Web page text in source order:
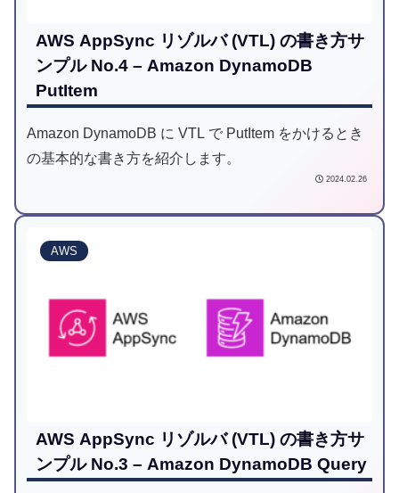
AWS AppSync リゾルバ (VTL) の書き方サ
ンプル No.4 – Amazon DynamoDB
PutItem
Amazon DynamoDB に VTL で PutItem をかけるとき
の基本的な書き方を紹介します。
2024.02.26
AWS
AWS AppSync リゾルバ (VTL) の書き方サ
ンプル No.3 – Amazon DynamoDB Query